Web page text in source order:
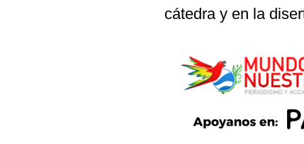
cátedra y en la